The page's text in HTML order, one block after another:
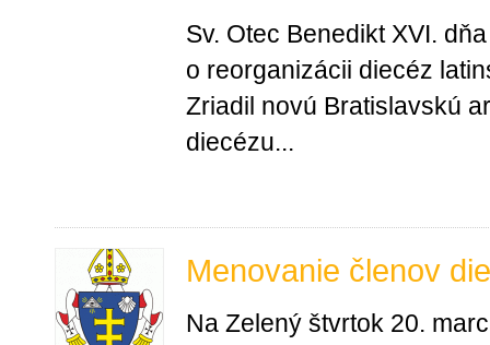
Sv. Otec Benedikt XVI.
o reorganizácii diecéz
Zriadil novú Bratislavskú
diecézu...
Menovanie členov
Na Zelený štvrtok 20.